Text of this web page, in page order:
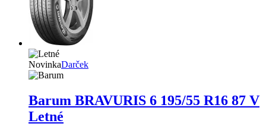
NovinkaDarček
Barum BRAVURIS 6 195/55 R16 87 V
Letné